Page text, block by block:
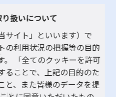
は
扱いについて
サイト」といいます）で
の利用状況の把握等の目的
。 「全てのクッキーを許可
ることで、上記の目的のた
と、また皆様のデータを提